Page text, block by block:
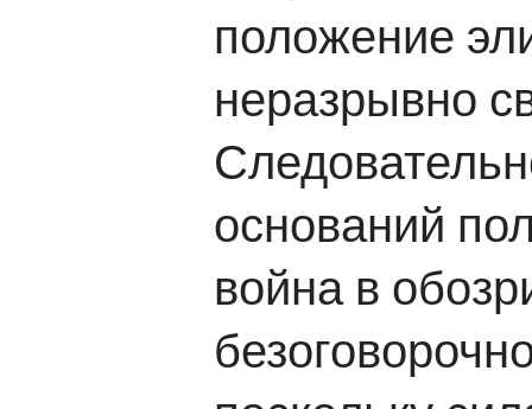
положение
неразрывно
оснований
война в